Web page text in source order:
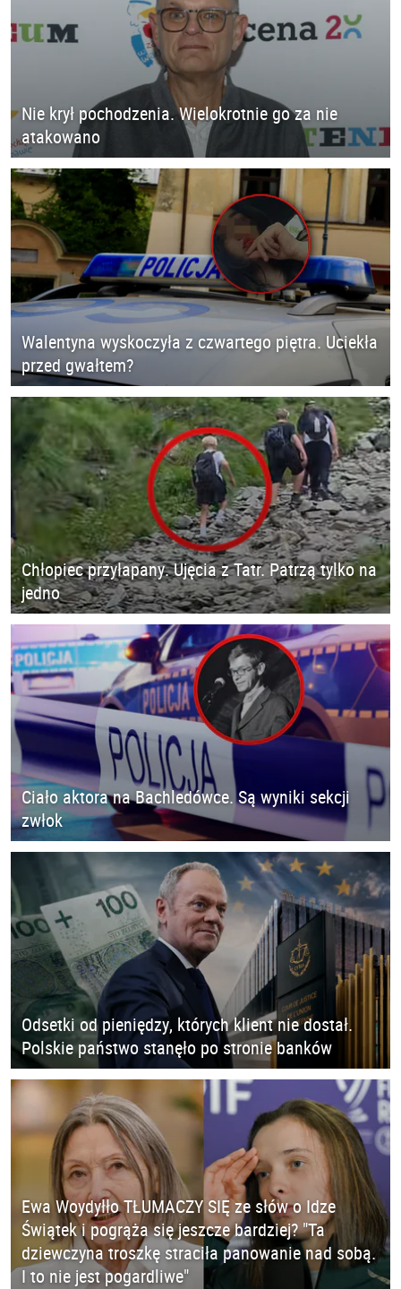
Nie krył pochodzenia. Wielokrotnie go za nie
atakowano
Walentyna wyskoczyła z czwartego piętra. Uciekła
przed gwałtem?
Chłopiec przyłapany. Ujęcia z Tatr. Patrzą tylko na
jedno
Ciało aktora na Bachledówce. Są wyniki sekcji
zwłok
Odsetki od pieniędzy, których klient nie dostał.
Polskie państwo stanęło po stronie banków
Ewa Woydyłło TŁUMACZY SIĘ ze słów o Idze
Świątek i pogrąża się jeszcze bardziej? "Ta
dziewczyna troszkę straciła panowanie nad sobą.
I to nie jest pogardliwe"